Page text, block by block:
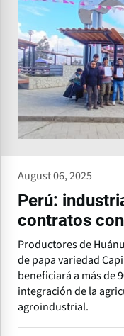
August 06, 2025
Perú:
contratos
Productores de
de papa variedad
beneficiará a más de
integración de la
agroindustrial.